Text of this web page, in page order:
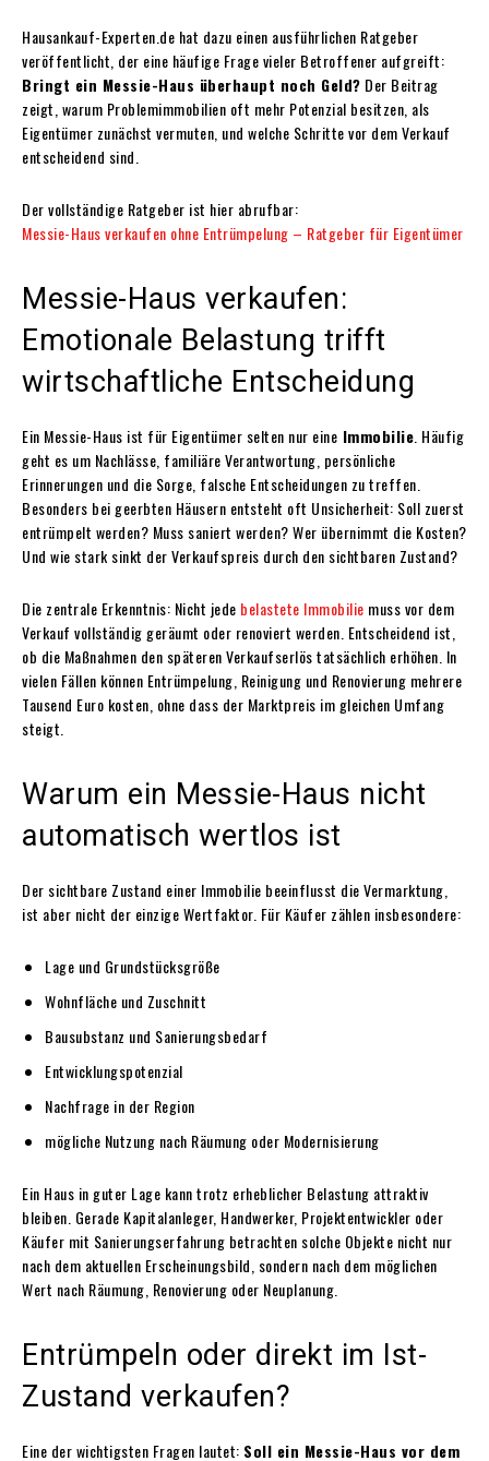
Hausankauf-Experten.de hat dazu einen ausführlichen Ratgeber
veröffentlicht, der eine häufige Frage vieler Betroffener aufgreift:
Bringt ein Messie-Haus überhaupt noch Geld? Der Beitrag
zeigt, warum Problemimmobilien oft mehr Potenzial besitzen, als
Eigentümer zunächst vermuten, und welche Schritte vor dem Verkauf
entscheidend sind.
Der vollständige Ratgeber ist hier abrufbar:
Messie-Haus verkaufen ohne Entrümpelung – Ratgeber für Eigentümer
Messie-Haus verkaufen:
Emotionale Belastung trifft
wirtschaftliche Entscheidung
Ein Messie-Haus ist für Eigentümer selten nur eine Immobilie . Häufig
geht es um Nachlässe, familiäre Verantwortung, persönliche
Erinnerungen und die Sorge, falsche Entscheidungen zu treffen.
Besonders bei geerbten Häusern entsteht oft Unsicherheit: Soll zuerst
entrümpelt werden? Muss saniert werden? Wer übernimmt die Kosten?
Und wie stark sinkt der Verkaufspreis durch den sichtbaren Zustand?
Die zentrale Erkenntnis: Nicht jede belastete Immobilie muss vor dem
Verkauf vollständig geräumt oder renoviert werden. Entscheidend ist,
ob die Maßnahmen den späteren Verkaufserlös tatsächlich erhöhen. In
vielen Fällen können Entrümpelung, Reinigung und Renovierung mehrere
Tausend Euro kosten, ohne dass der Marktpreis im gleichen Umfang
steigt.
Warum ein Messie-Haus nicht
automatisch wertlos ist
Der sichtbare Zustand einer Immobilie beeinflusst die Vermarktung,
ist aber nicht der einzige Wertfaktor. Für Käufer zählen insbesondere:
Lage und Grundstücksgröße
Wohnfläche und Zuschnitt
Bausubstanz und Sanierungsbedarf
Entwicklungspotenzial
Nachfrage in der Region
mögliche Nutzung nach Räumung oder Modernisierung
Ein Haus in guter Lage kann trotz erheblicher Belastung attraktiv
bleiben. Gerade Kapitalanleger, Handwerker, Projektentwickler oder
Käufer mit Sanierungserfahrung betrachten solche Objekte nicht nur
nach dem aktuellen Erscheinungsbild, sondern nach dem möglichen
Wert nach Räumung, Renovierung oder Neuplanung.
Entrümpeln oder direkt im Ist-
Zustand verkaufen?
Eine der wichtigsten Fragen lautet: Soll ein Messie-Haus vor dem